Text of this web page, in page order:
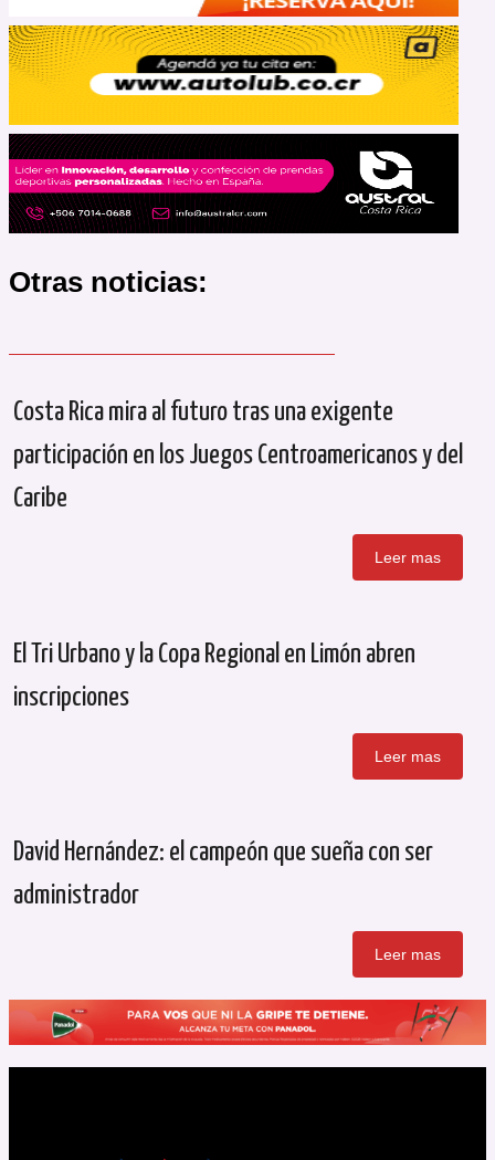
Otras noticias:
Costa Rica mira al futuro tras una exigente
participación en los Juegos Centroamericanos y del
Caribe
Leer mas
El Tri Urbano y la Copa Regional en Limón abren
inscripciones
Leer mas
David Hernández: el campeón que sueña con ser
administrador
Leer mas